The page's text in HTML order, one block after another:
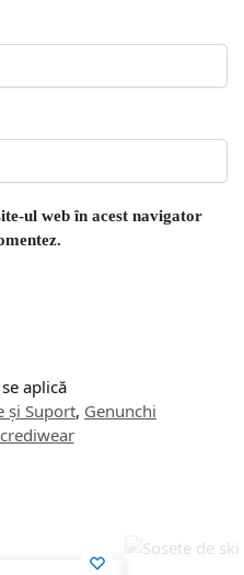
ul web în acest navigator
aplică
și Suport, Genunchi